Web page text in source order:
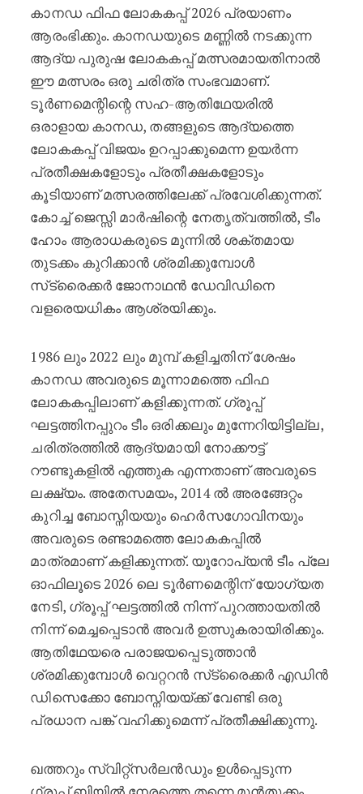
കാനഡ ഫിഫ ലോകകപ്പ് 2026 പ്രയാണം
ആരംഭിക്കും. കാനഡയുടെ മണ്ണിൽ നടക്കുന്ന
ആദ്യ പുരുഷ ലോകകപ്പ് മത്സരമായതിനാൽ
ഈ മത്സരം ഒരു ചരിത്ര സംഭവമാണ്.
ടൂർണമെന്റിന്റെ സഹ-ആതിഥേയരിൽ
ഒരാളായ കാനഡ, തങ്ങളുടെ ആദ്യത്തെ
ലോകകപ്പ് വിജയം ഉറപ്പാക്കുമെന്ന ഉയർന്ന
പ്രതീക്ഷകളോടും പ്രതീക്ഷകളോടും
കൂടിയാണ് മത്സരത്തിലേക്ക് പ്രവേശിക്കുന്നത്.
കോച്ച് ജെസ്സി മാർഷിന്റെ നേതൃത്വത്തിൽ, ടീം
ഹോം ആരാധകരുടെ മുന്നിൽ ശക്തമായ
തുടക്കം കുറിക്കാൻ ശ്രമിക്കുമ്പോൾ
സ്‌ട്രൈക്കർ ജോനാഥൻ ഡേവിഡിനെ
വളരെയധികം ആശ്രയിക്കും.
1986 ലും 2022 ലും മുമ്പ് കളിച്ചതിന് ശേഷം
കാനഡ അവരുടെ മൂന്നാമത്തെ ഫിഫ
ലോകകപ്പിലാണ് കളിക്കുന്നത്. ഗ്രൂപ്പ്
ഘട്ടത്തിനപ്പുറം ടീം ഒരിക്കലും മുന്നേറിയിട്ടില്ല,
ചരിത്രത്തിൽ ആദ്യമായി നോക്കൗട്ട്
റൗണ്ടുകളിൽ എത്തുക എന്നതാണ് അവരുടെ
ലക്ഷ്യം. അതേസമയം, 2014 ൽ അരങ്ങേറ്റം
കുറിച്ച ബോസ്നിയയും ഹെർസഗോവിനയും
അവരുടെ രണ്ടാമത്തെ ലോകകപ്പിൽ
മാത്രമാണ് കളിക്കുന്നത്. യൂറോപ്യൻ ടീം പ്ലേ
ഓഫിലൂടെ 2026 ലെ ടൂർണമെന്റിന് യോഗ്യത
നേടി, ഗ്രൂപ്പ് ഘട്ടത്തിൽ നിന്ന് പുറത്തായതിൽ
നിന്ന് മെച്ചപ്പെടാൻ അവർ ഉത്സുകരായിരിക്കും.
ആതിഥേയരെ പരാജയപ്പെടുത്താൻ
ശ്രമിക്കുമ്പോൾ വെറ്ററൻ സ്‌ട്രൈക്കർ എഡിൻ
ഡിസെക്കോ ബോസ്നിയയ്ക്ക് വേണ്ടി ഒരു
പ്രധാന പങ്ക് വഹിക്കുമെന്ന് പ്രതീക്ഷിക്കുന്നു.
ഖത്തറും സ്വിറ്റ്‌സർലൻഡും ഉൾപ്പെടുന്ന